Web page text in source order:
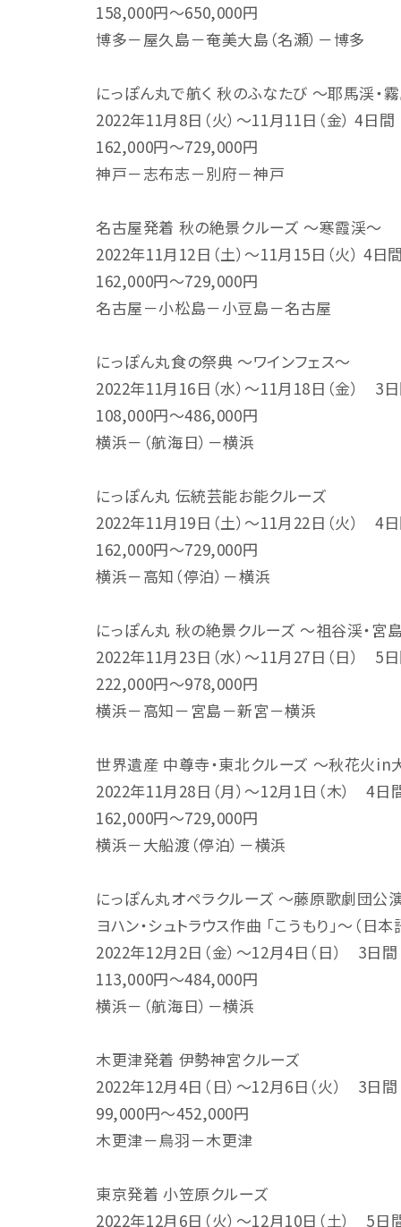
158,000円～650,000円
博多－屋久島－奄美大島（名瀬）－博多
にっぽん丸で航く 秋のふなたび ～耶馬渓・
2022年11月8日（火）～11月11日（金） 4日間
162,000円～729,000円
神戸－志布志－別府－神戸
名古屋発着 秋の絶景クルーズ ～寒霞渓～
2022年11月12日（土）～11月15日（火） 4日間
162,000円～729,000円
名古屋－小松島－小豆島－名古屋
にっぽん丸食の祭典 ～ワインフェス～
2022年11月16日（水）～11月18日（金） 3
108,000円～486,000円
横浜－（航海日）－横浜
にっぽん丸 伝統芸能お能クルーズ
2022年11月19日（土）～11月22日（火） 4
162,000円～729,000円
横浜－高知（停泊）－横浜
にっぽん丸 秋の絶景クルーズ ～祖谷渓・宮
2022年11月23日（水）～11月27日（日） 5
222,000円～978,000円
横浜－高知－宮島－新宮－横浜
世界遺産 中尊寺・東北クルーズ ～秋花火in
2022年11月28日（月）～12月1日（木） 4日
162,000円～729,000円
横浜－大船渡（停泊）－横浜
にっぽん丸オペラクルーズ ～藤原歌劇団公
ヨハン・シュトラウス作曲 「こうもり」～（日本
2022年12月2日（金）～12月4日（日） 3日間
113,000円～484,000円
横浜－（航海日）－横浜
木更津発着 伊勢神宮クルーズ
2022年12月4日（日）～12月6日（火） 3日間
99,000円～452,000円
木更津－鳥羽－木更津
東京発着 小笠原クルーズ
2022年12月6日（火）～12月10日（土） 5日